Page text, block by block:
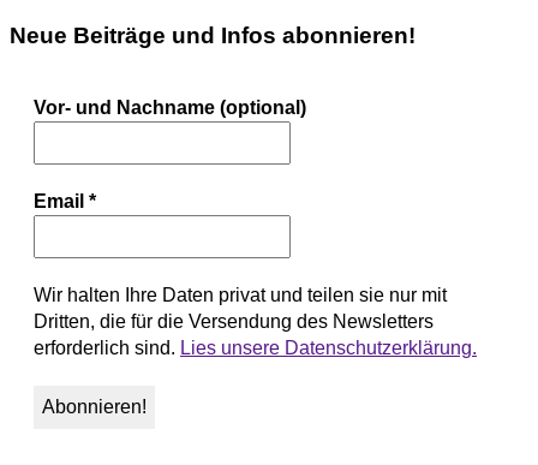
Neue Beiträge und Infos abonnieren!
Vor- und Nachname (optional)
Email *
Wir halten Ihre Daten privat und teilen sie nur mit
Dritten, die für die Versendung des Newsletters
erforderlich sind. Lies unsere Datenschutzerklärung.